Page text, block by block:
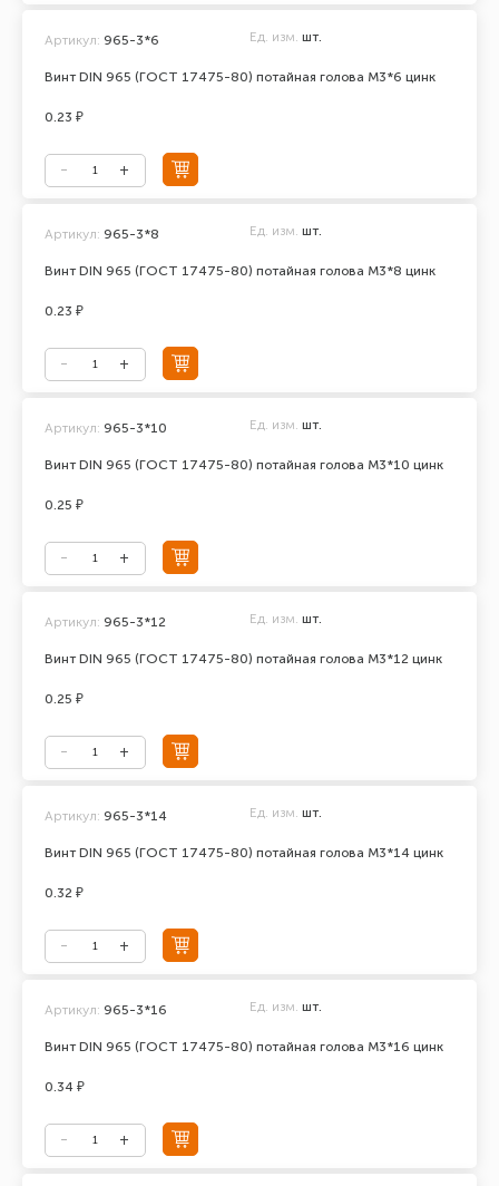
Винт DIN 965 (ГОСТ 17475-80) потайная голова М3*6 цинк
Артикул: 965-3*6 Ед. изм. шт.
0.23 ₽
Винт DIN 965 (ГОСТ 17475-80) потайная голова М3*8 цинк
Артикул: 965-3*8 Ед. изм. шт.
0.23 ₽
Винт DIN 965 (ГОСТ 17475-80) потайная голова М3*10 цинк
Артикул: 965-3*10 Ед. изм. шт.
0.25 ₽
Винт DIN 965 (ГОСТ 17475-80) потайная голова М3*12 цинк
Артикул: 965-3*12 Ед. изм. шт.
0.25 ₽
Винт DIN 965 (ГОСТ 17475-80) потайная голова М3*14 цинк
Артикул: 965-3*14 Ед. изм. шт.
0.32 ₽
Винт DIN 965 (ГОСТ 17475-80) потайная голова М3*16 цинк
Артикул: 965-3*16 Ед. изм. шт.
0.34 ₽